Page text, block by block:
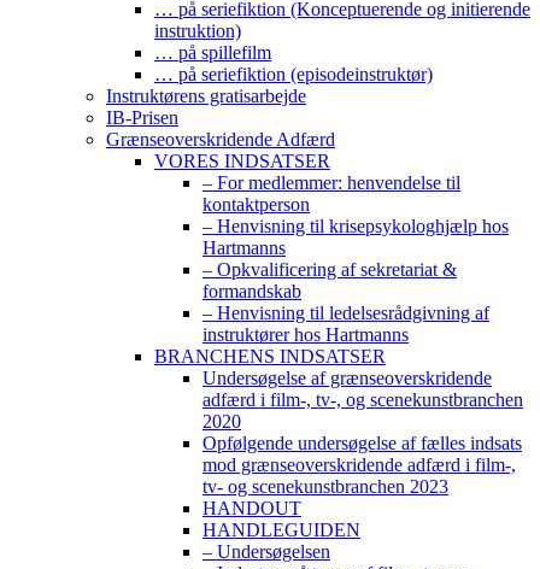
… på seriefiktion (Konceptuerende og initierende
instruktion)
… på spillefilm
… på seriefiktion (episodeinstruktør)
Instruktørens gratisarbejde
IB-Prisen
Grænseoverskridende Adfærd
VORES INDSATSER
– For medlemmer: henvendelse til
kontaktperson
– Henvisning til krisepsykologhjælp hos
Hartmanns
– Opkvalificering af sekretariat &
formandskab
– Henvisning til ledelsesrådgivning af
instruktører hos Hartmanns
BRANCHENS INDSATSER
Undersøgelse af grænseoverskridende
adfærd i film-, tv-, og scenekunstbranchen
2020
Opfølgende undersøgelse af fælles indsats
mod grænseoverskridende adfærd i film-,
tv- og scenekunstbranchen 2023
HANDOUT
HANDLEGUIDEN
– Undersøgelsen